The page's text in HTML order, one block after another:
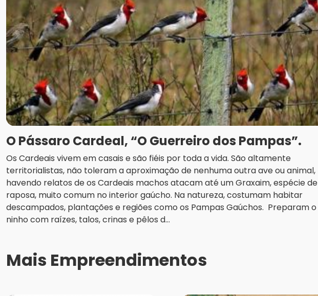
O Pássaro Cardeal, “O Guerreiro dos Pampas”.
Os Cardeais vivem em casais e são fiéis por toda a vida. São altamente
territorialistas, não toleram a aproximação de nenhuma outra ave ou animal,
havendo relatos de os Cardeais machos atacam até um Graxaim, espécie de
raposa, muito comum no interior gaúcho. Na natureza, costumam habitar
descampados, plantações e regiões como os Pampas Gaúchos. Preparam o
ninho com raízes, talos, crinas e pêlos d...
Mais Empreendimentos